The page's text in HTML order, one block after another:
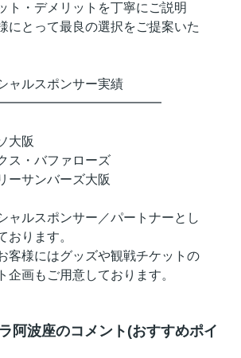
ト・デメリットを丁寧にご説明
にとって最良の選択をご提案いた
ャルスポンサー実績
大阪
ス・バファローズ
ーサンバーズ大阪
ャルスポンサー／パートナーとし
おります。
客様にはグッズや観戦チケットの
企画もご用意しております。
阿波座のコメント(おすすめポイ